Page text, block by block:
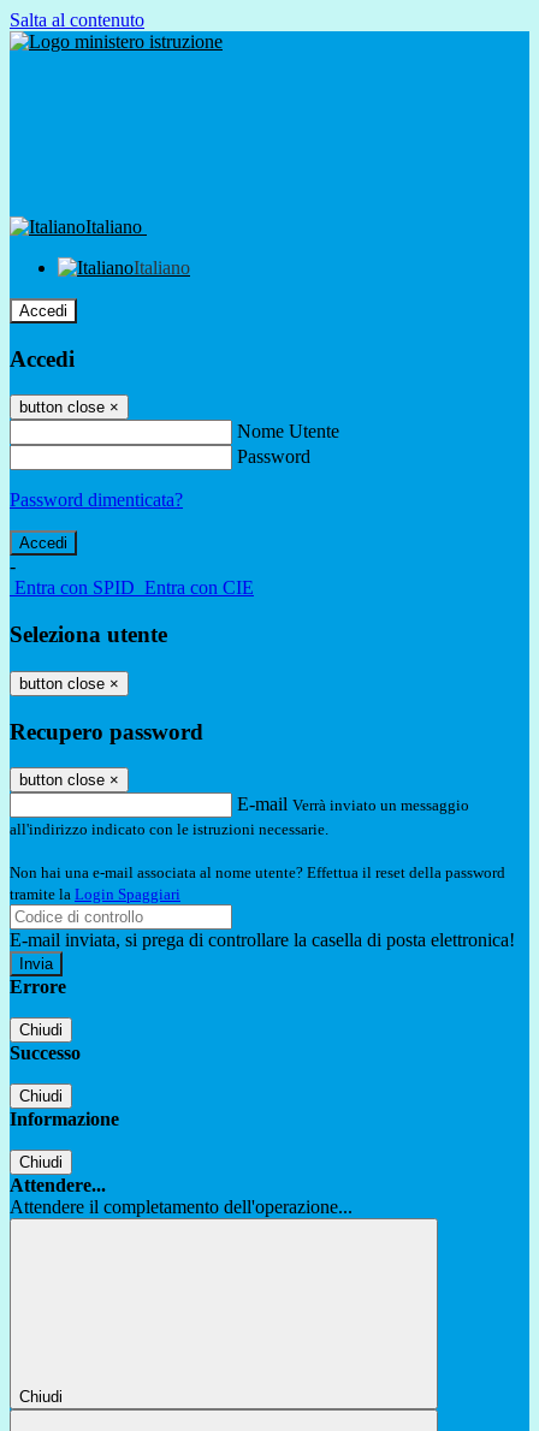
Salta al contenuto
Italiano
Italiano
Accedi
Accedi
button close ×
Nome Utente
Password
Password dimenticata?
-
Entra con SPID Entra con CIE
Seleziona utente
button close ×
Recupero password
button close ×
E-mail Verrà inviato un messaggio
all'indirizzo indicato con le istruzioni necessarie.
Non hai una e-mail associata al nome utente? Effettua il reset della password
tramite la Login Spaggiari
E-mail inviata, si prega di controllare la casella di posta elettronica!
Errore
Chiudi
Successo
Chiudi
Informazione
Chiudi
Attendere...
Attendere il completamento dell'operazione...
Chiudi